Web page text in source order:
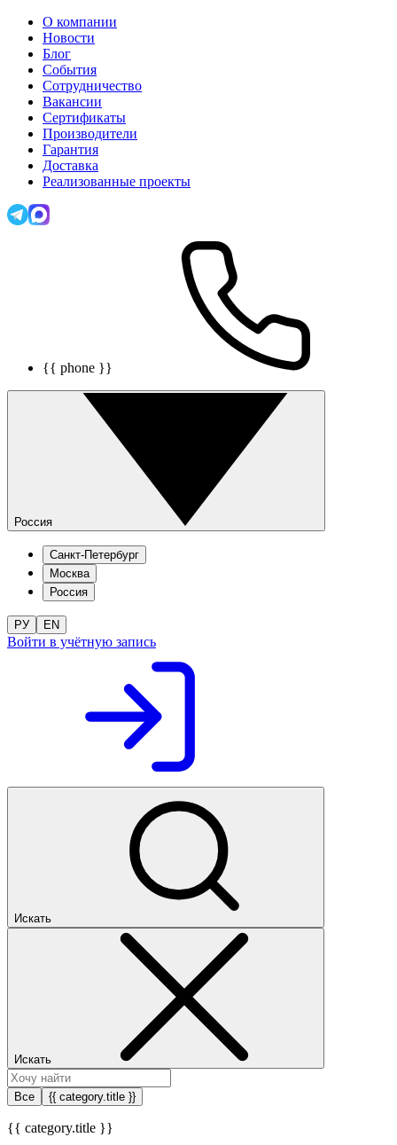
О компании
Новости
Блог
События
Сотрудничество
Вакансии
Сертификаты
Производители
Гарантия
Доставка
Реализованные проекты
{{ phone }}
Россия
Санкт-Петербург
Москва
Россия
РУ EN
Войти в учётную запись
Искать
Искать
Все {{ category.title }}
{{ category.title }}